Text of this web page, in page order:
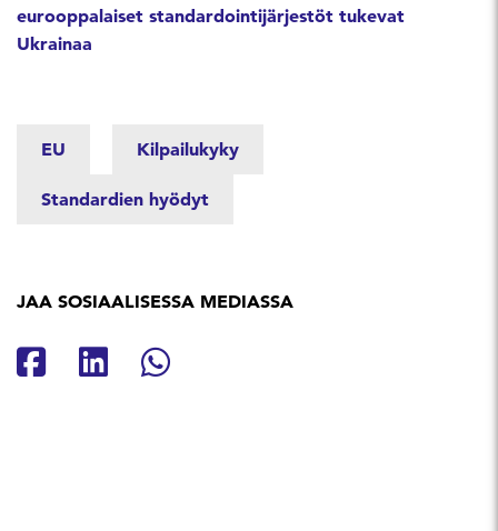
eurooppalaiset standardointijärjestöt tukevat
Ukrainaa
EU Kilpailukyky
Standardien hyödyt
JAA SOSIAALISESSA MEDIASSA
Jaa Facebookissa
Jaa Linkedinissä
Jaa Whatsappissa